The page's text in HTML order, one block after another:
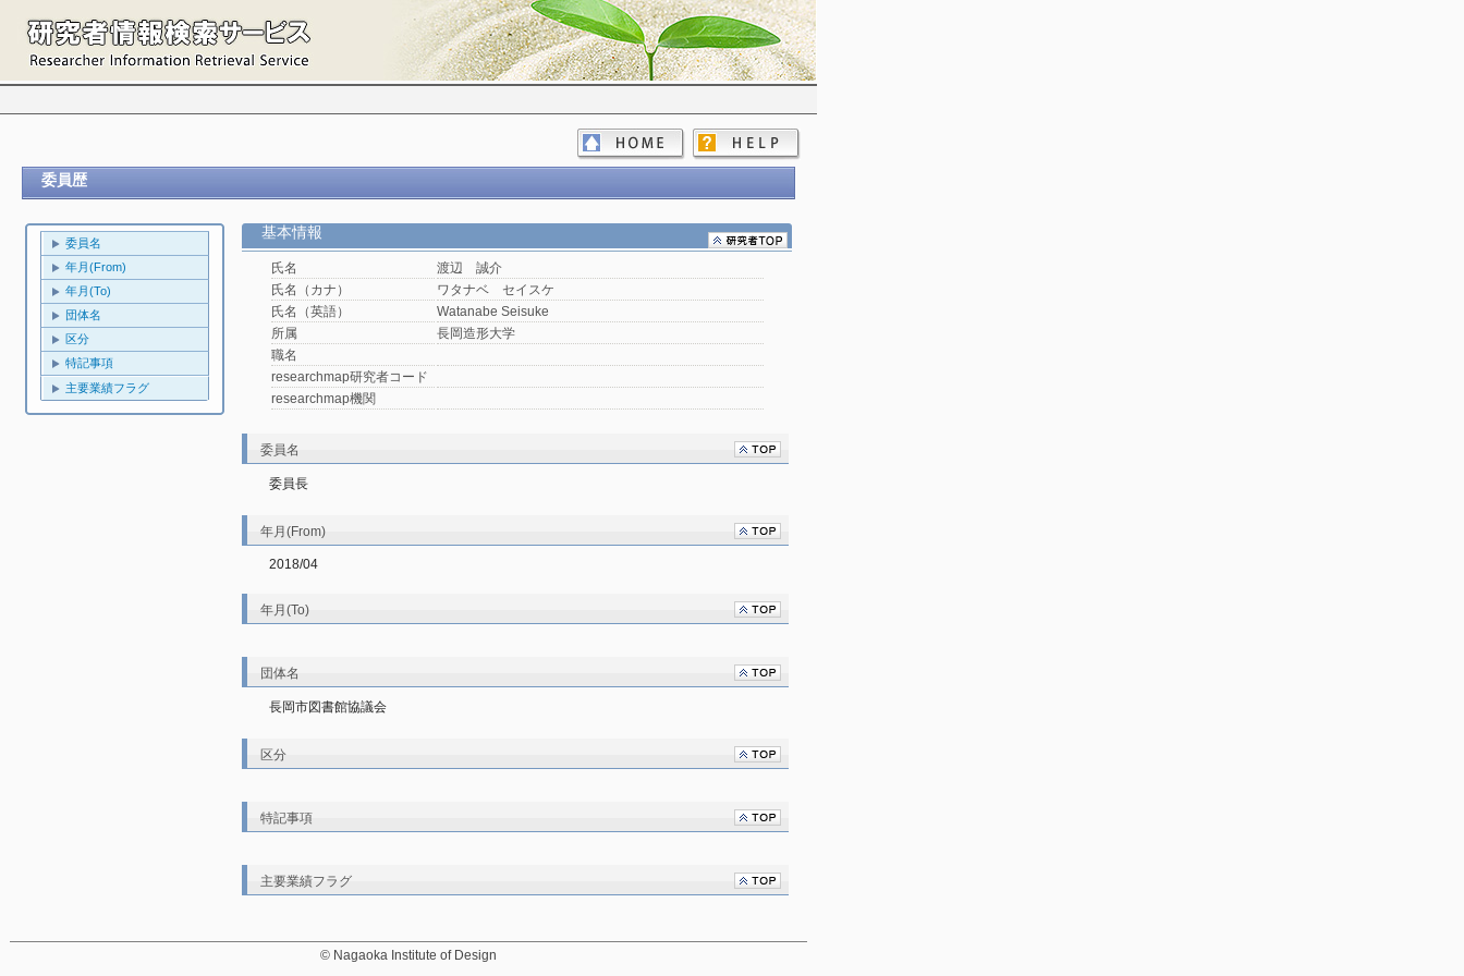
委員歴
委員名
年月(From)
年月(To)
団体名
区分
特記事項
主要業績フラグ
基本情報
氏名
渡辺 誠介
氏名（カナ）
ワタナベ セイスケ
氏名（英語）
Watanabe Seisuke
所属
長岡造形大学
職名
researchmap研究者コード
researchmap機関
委員名
委員長
年月(From)
2018/04
年月(To)
団体名
長岡市図書館協議会
区分
特記事項
主要業績フラグ